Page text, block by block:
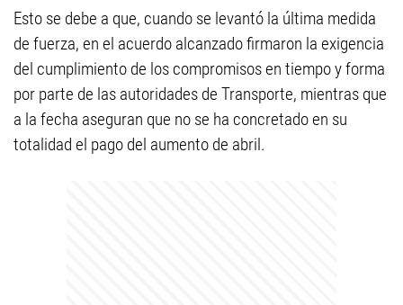
Esto se debe a que, cuando se levantó la última medida
de fuerza, en el acuerdo alcanzado firmaron la exigencia
del cumplimiento de los compromisos en tiempo y forma
por parte de las autoridades de Transporte, mientras que
a la fecha aseguran que no se ha concretado en su
totalidad el pago del aumento de abril.